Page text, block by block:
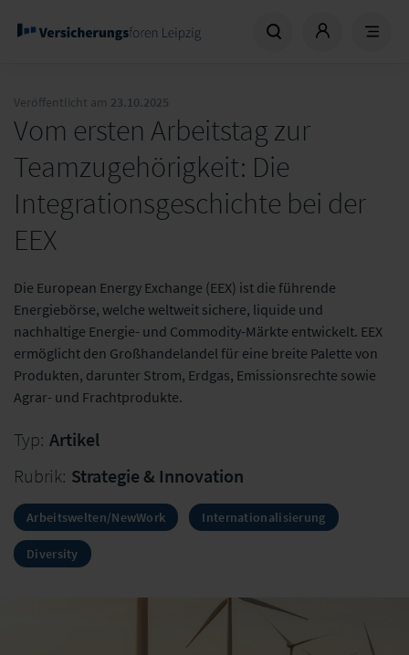
Veröffentlicht am 23.10.2025
Vom ersten Arbeitstag zur
Teamzugehörigkeit: Die
Integrationsgeschichte bei der
EEX
Die European Energy Exchange (EEX) ist die führende
Energiebörse, welche weltweit sichere, liquide und
nachhaltige Energie- und Commodity-Märkte entwickelt. EEX
ermöglicht den Großhandelandel für eine breite Palette von
Produkten, darunter Strom, Erdgas, Emissionsrechte sowie
Agrar- und Frachtprodukte.
Typ: Artikel
Rubrik: Strategie & Innovation
Arbeitswelten/NewWork Internationalisierung
Diversity